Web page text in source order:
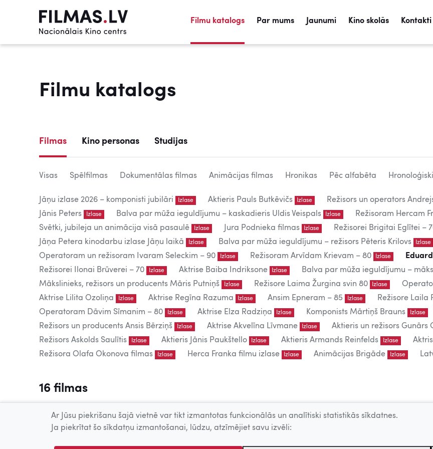
Filmu katalogs Par mums Jaunumi Kino skolās Kontakti
Filmu katalogs
Filmas Kino personas Studijas
Visas Spēlfilmas Dokumentālas filmas Animācijas filmas Hronikas Pēc alfabēta Hronoloģiski
Jāņu izlase 2026 – komponisti jubilāri Izlase Aktieris Pauls Butkēvičs Izlase Režisors un operators
Jānis Peters Izlase Balva par mūža ieguldījumu – kaskadieris Uldis Veispals Izlase Režisoram Hercam
Svētki, jubileja un animācija visā pasaulē Izlase Jura Podnieka filmas Izlase Režisorei Brigitai Eglītei –
Jāņa Petera kinodarbu izlase Jāņu laikā Izlase Balva par mūža ieguldījumu – režisors Pēteris Krilovs Izlase
Operatoram un režisoram Ivaram Seleckim – 90 Izlase Režisoram Arvīdam Krievam – 80 Izlase
Režisorei Ilonai Brūverei – 70 Izlase Aktrise Baiba Indriksone Izlase Balva par mūža ieguldījumu –
Mākslinieks, režisors un producents Māris Putniņš Izlase Režisore Laima Žurgina svin 80 Izlase
Aktrise Lilita Ozoliņa Izlase Aktrise Regīna Razuma Izlase Ansim Epneram – 85 Izlase Režisore Laila
Operatoram Dāvim Sīmanim – 80 Izlase Aktrise Elza Radziņa Izlase Komponists Mārtiņš Brauns Izlase
Režisors un producents Ansis Bērziņš Izlase Aktrise Akvelīna Līvmane Izlase Aktieris un režisors Gunārs
Režisors Askolds Saulītis Izlase Aktieris Jānis Paukštello Izlase Aktieris Armands Reinfelds Izlase
Režisora Olafa Okonova filmas Izlase Herca Franka filmu izlase Izlase Animācijas Brigāde Izlase
16 filmas
Publiskai demonstrēšanai nepieciešama tiesību īpašnieku – producentu, AKKA/LAA u.c. atļaujas.
Ar Jūsu piekrišanu šajā vietnē var tikt izmantotas funkcionālās un analītiski statistikās sīkdatnes.
Ja piekrītat šo sīkdatņu izmantošanai, lūdzu, atzīmējiet savu izvēli: